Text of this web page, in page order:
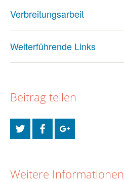
Verbreitungsarbeit
Weiterführende Links
Beitrag teilen
Weitere Informationen